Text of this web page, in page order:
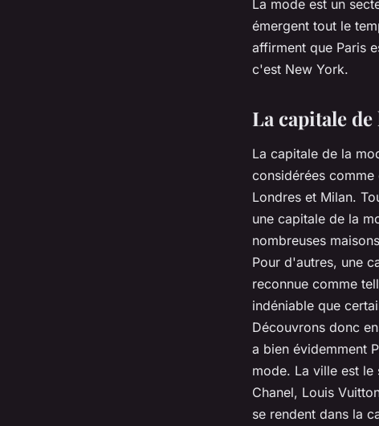
La mode est un
émergent tout le
affirment que Paris
c'est New York.
La capitale de
La capitale de la
considérées
Londres et Milan.
une capitale de la
nombreuses
Pour d'autres, une
reconnue comme
indéniable que
Découvrons donc
a bien évidemment
mode. La ville est le
Chanel, Louis
se rendent dans la